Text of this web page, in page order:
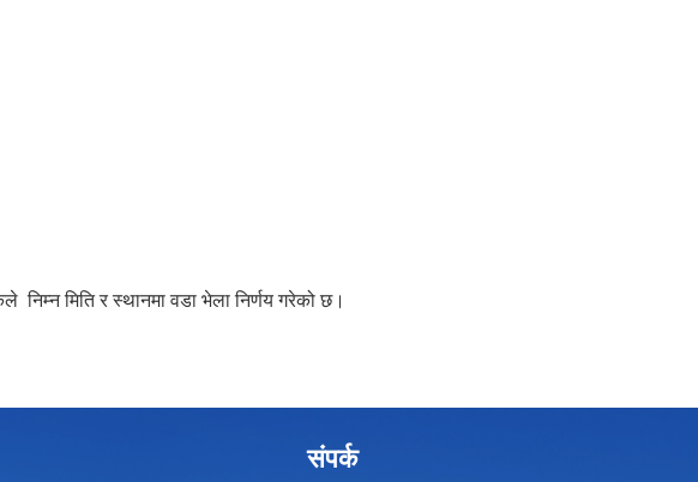
निम्न मिति र स्थानमा वडा भेला निर्णय गरेको छ।
संपर्क